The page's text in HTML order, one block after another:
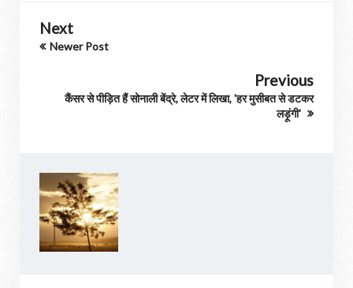
Next
Newer Post
Previous
कैंसर से पीड़ित हैं सोनाली बेंद्रे, लेटर में लिखा, 'हर मुसीबत से डटकर
लड़ूंगी'